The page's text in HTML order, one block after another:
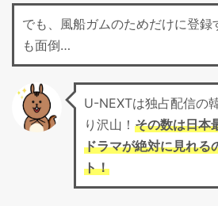
でも、風船ガムのためだけに登録
も面倒…
U-NEXTは独占配信の
り沢山！ その数は日本
ドラマが絶対に見れる
ト！